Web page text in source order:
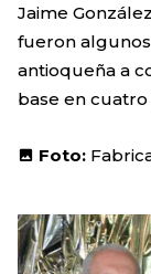
Jaime
fueron
antioqueña a
base en
Foto: